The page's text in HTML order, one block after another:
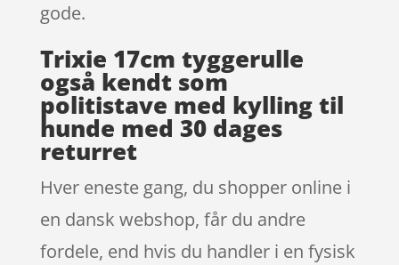
gode.
Trixie 17cm tyggerulle
også kendt som
politistave med kylling til
hunde med 30 dages
returret
Hver eneste gang, du shopper online i
en dansk webshop, får du andre
fordele, end hvis du handler i en fysisk